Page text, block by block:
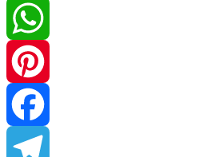
Twitter
WhatsApp
Pinterest
Facebook